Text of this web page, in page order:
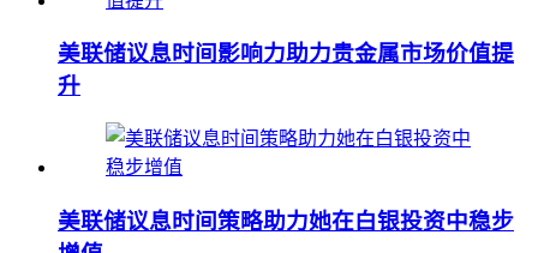
美联储议息时间影响力助力贵金属市场价值提
升
美联储议息时间策略助力她在白银投资中稳步